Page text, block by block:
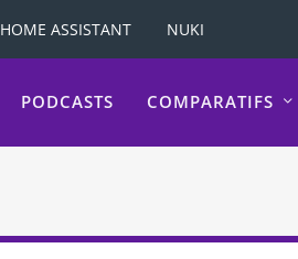
HOME ASSISTANT NUKI
PODCASTS COMPARATIFS